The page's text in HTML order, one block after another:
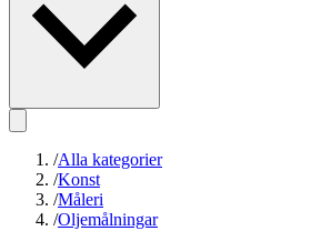
/Alla kategorier
/Konst
/Måleri
/Oljemålningar